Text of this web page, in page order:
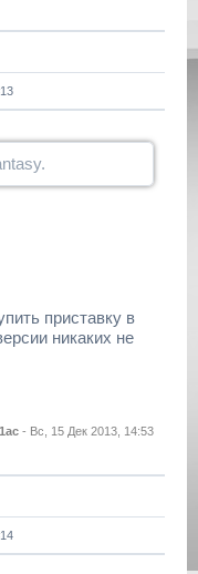
13
приставку в
никаких не
- Вс, 15 Дек 2013, 14:53
14